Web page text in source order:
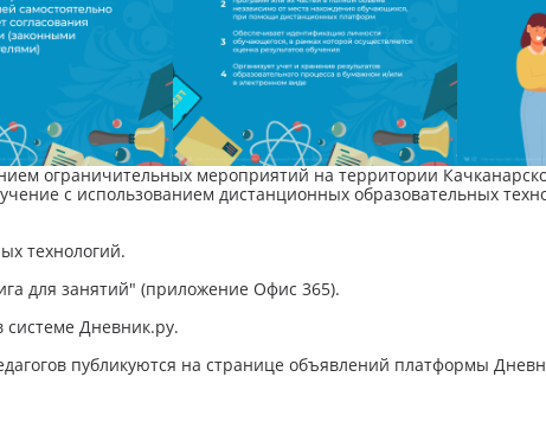
ограничительных мероприятий на территории
с использованием дистанционных образовательных
технологий.
для занятий" (приложение Офис 365).
Дневник.ру.
публикуются на странице объявлений платформы